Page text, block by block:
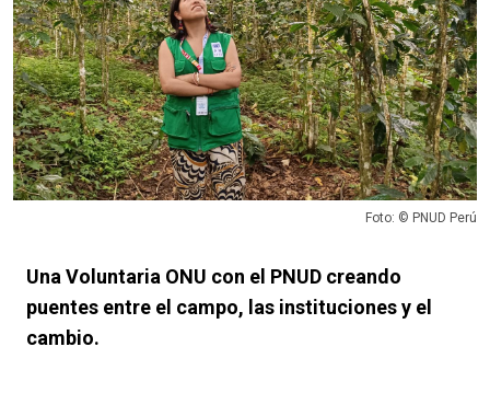
Foto: © PNUD Perú
Una Voluntaria ONU con el PNUD creando
puentes entre el campo, las instituciones y el
cambio.